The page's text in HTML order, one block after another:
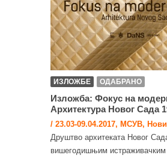
ИЗЛОЖБЕ ОДАБРАНО
Изложба: Фокус на
Архитектура Новог Сада
/ 23.03-09.04.2017, МСУВ,
Друштво архитеката Новог
вишегодишњим истраживачким